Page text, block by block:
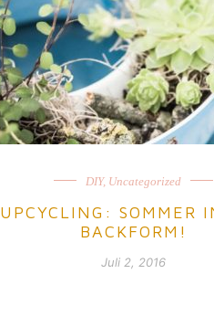
DIY, Uncategorized
UPCYCLING: SOMMER
BACKFORM!
Juli 2, 2016